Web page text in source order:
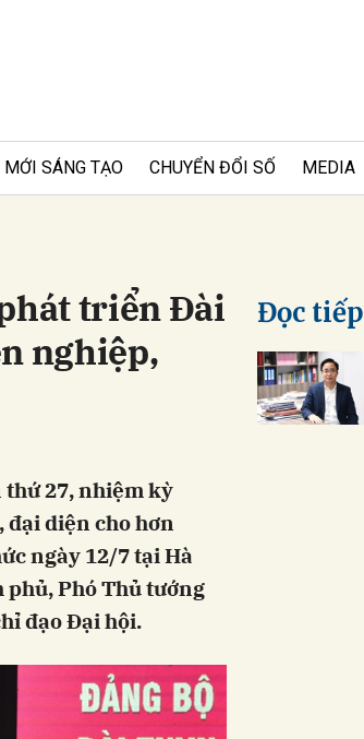
SÁNG TẠO CHUYỂN ĐỔI SỐ MEDIA
triển Đài
nghiệp,
27, nhiệm kỳ
đại diện cho hơn
ngày 12/7 tại Hà
Phó Thủ tướng
đạo Đại hội.
Đọc tiếp
Gửi